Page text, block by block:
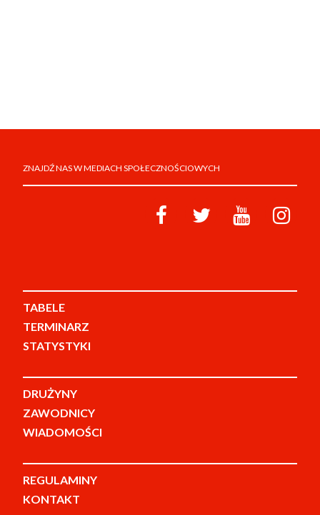
ZNAJDŹ NAS W MEDIACH SPOŁECZNOŚCIOWYCH
TABELE
TERMINARZ
STATYSTYKI
DRUŻYNY
ZAWODNICY
WIADOMOŚCI
REGULAMINY
KONTAKT